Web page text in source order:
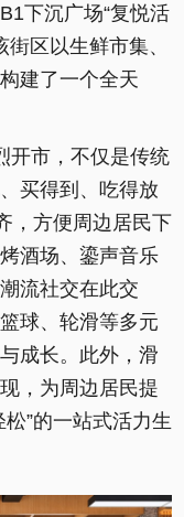
下沉广场“复悦活
区以生鲜市集、
建了一个全天
开市，不仅是传统
买得到、吃得放
，方便周边居民下
酒场、鎏声音乐
流社交在此交
球、轮滑等多元
成长。此外，滑
，为周边居民提
”的一站式活力生